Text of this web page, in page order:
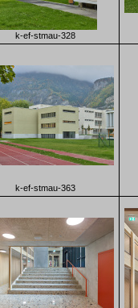
k-ef-stmau-328
k-ef-stmau-363